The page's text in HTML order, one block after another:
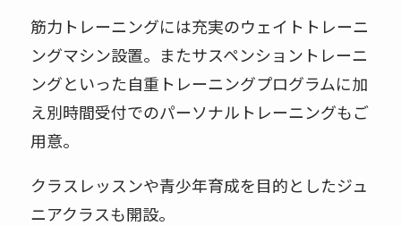
筋力トレーニングには充実のウェイトトレーニ
ングマシン設置。またサスペンショントレーニ
ングといった自重トレーニングプログラムに加
え別時間受付でのパーソナルトレーニングもご
用意。
クラスレッスンや青少年育成を目的としたジュ
ニアクラスも開設。